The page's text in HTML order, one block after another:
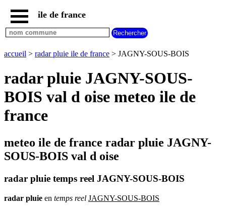
accueil
paris
communes
communes
hauts
de
seine
communes
marne
communes
saint
denis
communes
ile de france
accueil > radar pluie ile de france > JAGNY-SOUS-BOIS
radar pluie JAGNY-SOUS-
BOIS val d oise meteo ile de
france
meteo ile de france radar pluie JAGNY-
SOUS-BOIS val d oise
radar pluie temps reel JAGNY-SOUS-BOIS
radar pluie en temps reel JAGNY-SOUS-BOIS